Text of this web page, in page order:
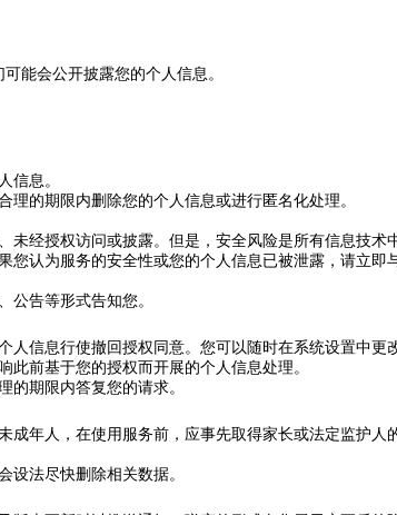
能会公开披露您的个人信息。
信息。
的期限内删除您的个人信息或进行匿名化处理。
未经授权访问或披露。但是，安全风险是所有信息技术
您认为服务的安全性或您的个人信息已被泄露，请立即
公告等形式告知您。
人信息行使撤回授权同意。您可以随时在系统设置中更
前基于您的授权而开展的个人信息处理。
的期限内答复您的请求。
年人，在使用服务前，应事先取得家长或法定监护人
设法尽快删除相关数据。